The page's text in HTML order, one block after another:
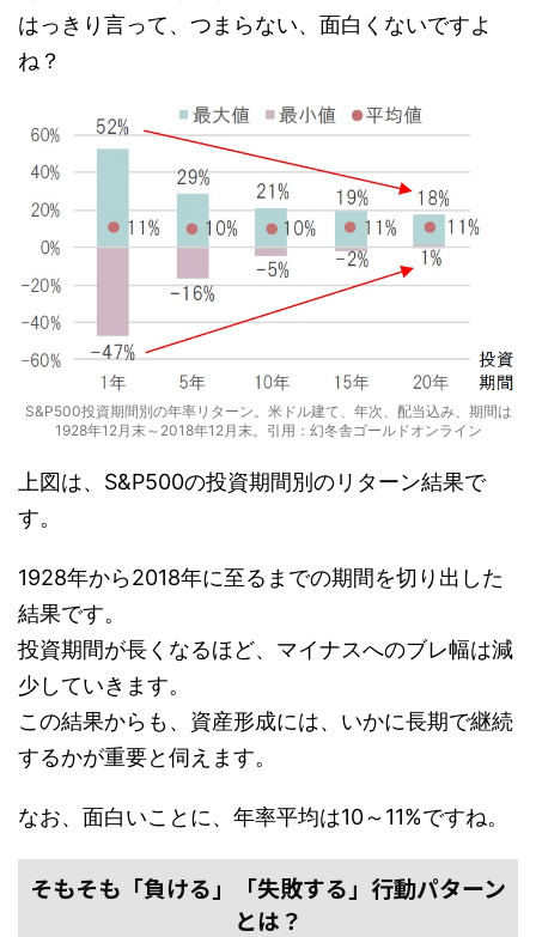
はっきり言って、つまらない、面白くないですよ
ね？
S&P500投資期間別の年率リターン。米ドル建て、年次、配当込み、期間は
1928年12月末～2018年12月末。引用：幻冬舎ゴールドオンライン
上図は、S&P500の投資期間別のリターン結果で
す。
1928年から2018年に至るまでの期間を切り出した
結果です。
投資期間が長くなるほど、マイナスへのブレ幅は減
少していきます。
この結果からも、資産形成には、いかに長期で継続
するかが重要と伺えます。
なお、面白いことに、年率平均は10～11%ですね。
そもそも「負ける」「失敗する」行動パターン
とは？